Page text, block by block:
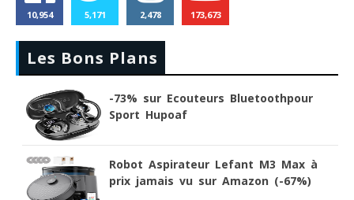
10,954 5,171 2,478 173,673
Les Bons Plans
-73% sur Ecouteurs Bluetoothpour
Sport Hupoaf
Robot Aspirateur Lefant M3 Max à
prix jamais vu sur Amazon (-67%)